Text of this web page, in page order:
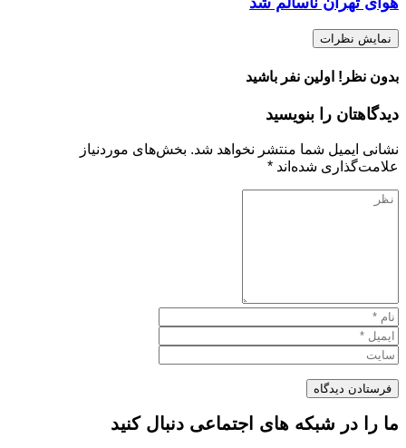
نمایش نظرات
بدون نظر! اولین نفر باشید
دیدگاهتان را بنویسید
نشانی ایمیل شما منتشر نخواهد شد. بخش‌های موردنیاز
علامت‌گذاری شده‌اند *
ما را در شبکه های اجتماعی دنبال کنید